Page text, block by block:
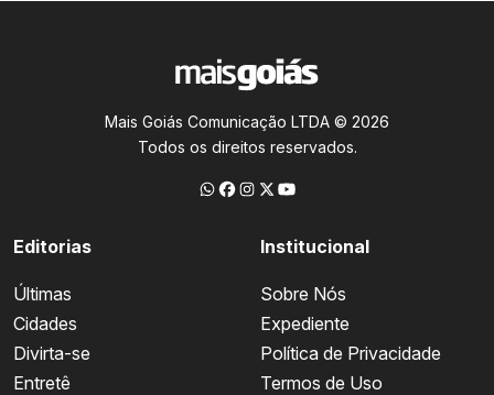
Mais Goiás Comunicação LTDA © 2026
Todos os direitos reservados.
Editorias
Últimas
Cidades
Divirta-se
Entretê
Institucional
Sobre Nós
Expediente
Política de Privacidade
Termos de Uso